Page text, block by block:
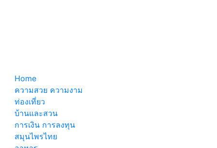
Home
ความสวย ความงาม
ท่องเที่ยว
บ้านและสวน
การเงิน การลงทุน
สมุนไพรไทย